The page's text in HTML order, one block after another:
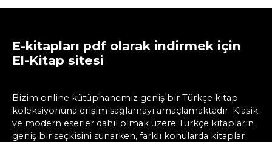
E-kitapları pdf olarak indirmek için
El-Kitap sitesi
Bizim online kütüphanemiz geniş bir Türkçe kitap
koleksiyonuna erişim sağlamayı amaçlamaktadır. Klasik
ve modern eserler dahil olmak üzere Türkçe kitapların
geniş bir seçkisini sunarken, farklı konularda kitaplar